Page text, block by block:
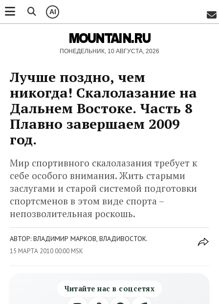
AI
MOUNTAIN.RU
ПОНЕДЕЛЬНИК, 10 АВГУСТА, 2026
Лучше поздно, чем
никогда! Скалолазание на
Дальнем Востоке. Часть 8
Плавно завершаем 2009
год.
Мир спортивного скалолазания требует к
себе особого внимания. Жить старыми
заслугами и старой системой подготовки
спортсменов в этом виде спорта –
непозволительная роскошь.
АВТОР: ВЛАДИМИР МАРКОВ, ВЛАДИВОСТОК.
15 МАРТА 2010 00:00 MSK
Читайте нас в соцсетях